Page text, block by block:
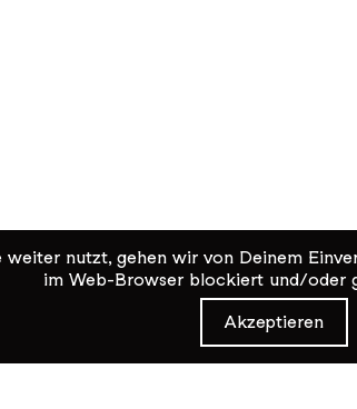
nutzt, gehen wir von Deinem
im Web-Browser blockiert und/oder
Akzeptieren